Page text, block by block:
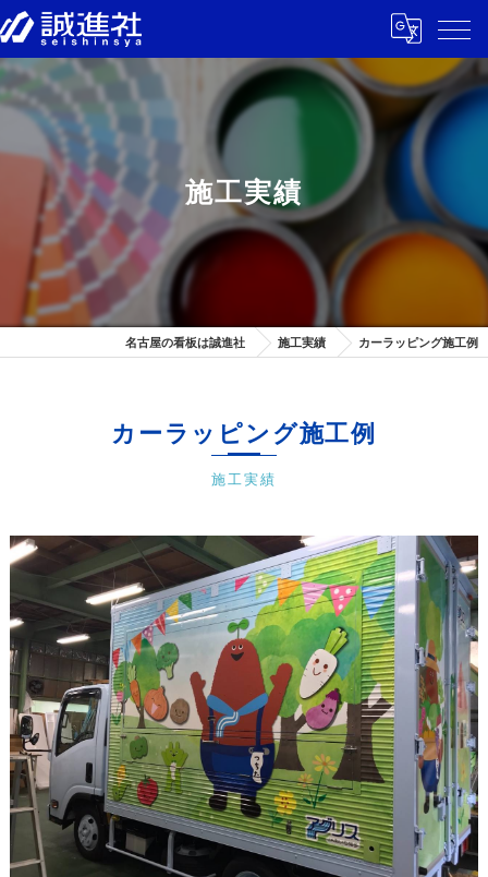
施工実績
名古屋の看板は誠進社 施工実績 カーラッピング施工例
施工実績
カーラッピング施工例